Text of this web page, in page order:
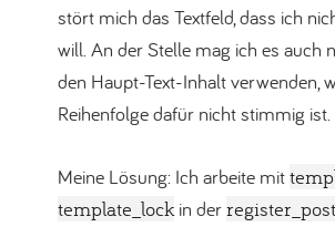
stört mich das Textfeld, dass ich
will. An der Stelle mag ich es auch
den Haupt-Text-Inhalt verwenden,
Reihenfolge dafür nicht stimmig ist.
Meine Lösung: Ich arbeite mit
template_lockin der